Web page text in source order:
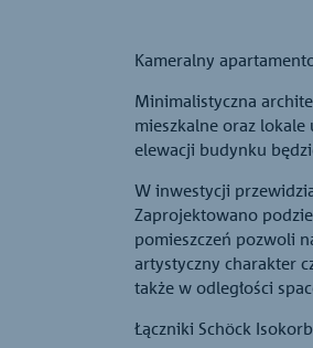
Kameralny
Minimalistyczna
mieszkalne oraz lokale
elewacji budynku
W inwestycji
Zaprojektowano
pomieszczeń pozwoli
artystyczny charakter
także w odległości
Łączniki Schöck